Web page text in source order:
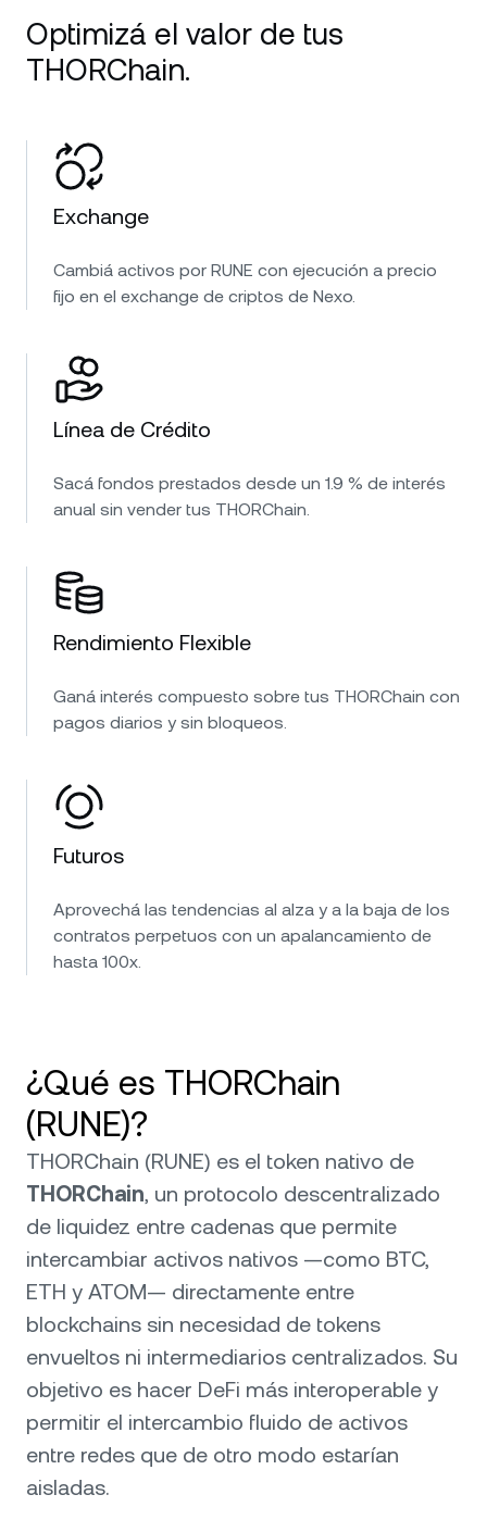
Optimizá el valor de tus
THORChain.
Exchange
Cambiá activos por RUNE con ejecución a precio
fijo en el exchange de criptos de Nexo.
Línea de Crédito
Sacá fondos prestados desde un 1.9 % de interés
anual sin vender tus THORChain.
Rendimiento Flexible
Ganá interés compuesto sobre tus THORChain con
pagos diarios y sin bloqueos.
Futuros
Aprovechá las tendencias al alza y a la baja de los
contratos perpetuos con un apalancamiento de
hasta 100x.
¿Qué es THORChain
(RUNE)?
THORChain (RUNE) es el token nativo de
THORChain, un protocolo descentralizado
de liquidez entre cadenas que permite
intercambiar activos nativos —como BTC,
ETH y ATOM— directamente entre
blockchains sin necesidad de tokens
envueltos ni intermediarios centralizados. Su
objetivo es hacer DeFi más interoperable y
permitir el intercambio fluido de activos
entre redes que de otro modo estarían
aisladas.